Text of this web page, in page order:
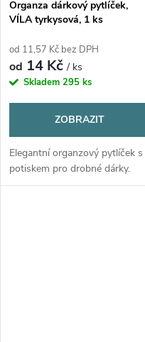
Organza dárkový pytlíček,
VÍLA tyrkysová, 1 ks
od 11,57 Kč bez DPH
od 14 Kč/ ks
Skladem 295 ks
ZOBRAZIT
Elegantní organzový pytlíček s
potiskem pro drobné dárky.